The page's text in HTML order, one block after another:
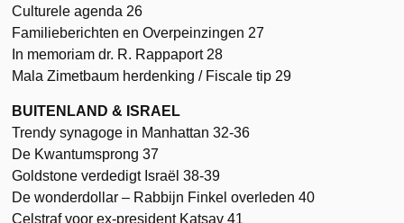
Culturele agenda 26
Familieberichten en Overpeinzingen 27
In memoriam dr. R. Rappaport 28
Mala Zimetbaum herdenking / Fiscale tip 29
BUITENLAND & ISRAEL
Trendy synagoge in Manhattan 32-36
De Kwantumsprong 37
Goldstone verdedigt Israël 38-39
De wonderdollar – Rabbijn Finkel overleden 40
Celstraf voor ex-president Katsav 41